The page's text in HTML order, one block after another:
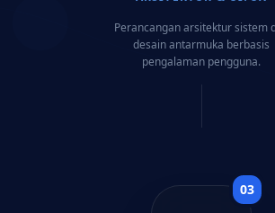
Perancangan arsitektur sistem
desain antarmuka berbasis
pengalaman pengguna.
03